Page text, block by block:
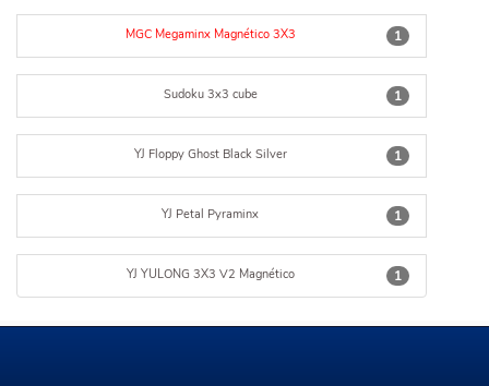
1
MGC Megaminx Magnético 3X3
1
Sudoku 3x3 cube
1
YJ Floppy Ghost Black Silver
1
YJ Petal Pyraminx
1
YJ YULONG 3X3 V2 Magnético